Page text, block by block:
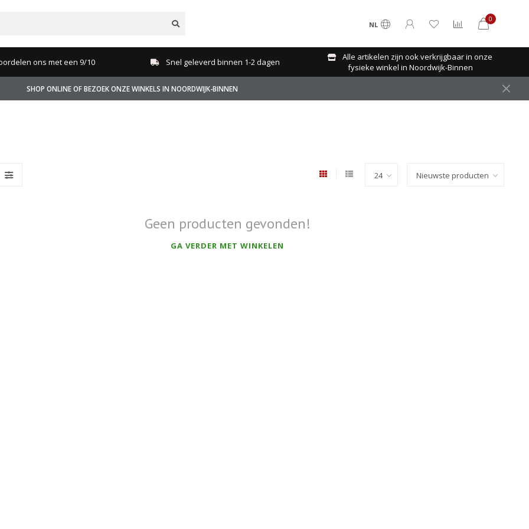
NL
0
ons met een 9/10 Snel geleverd binnen 1-2 dagen
Alle artikelen zijn ook verkrijgbaar in onze
fysieke winkel in Noordwijk-Binnen
SHOP ONLINE OF BEZOEK ONZE WINKELS IN NOORDWIJK-BINNEN
Geen producten gevonden!
GA VERDER MET WINKELEN